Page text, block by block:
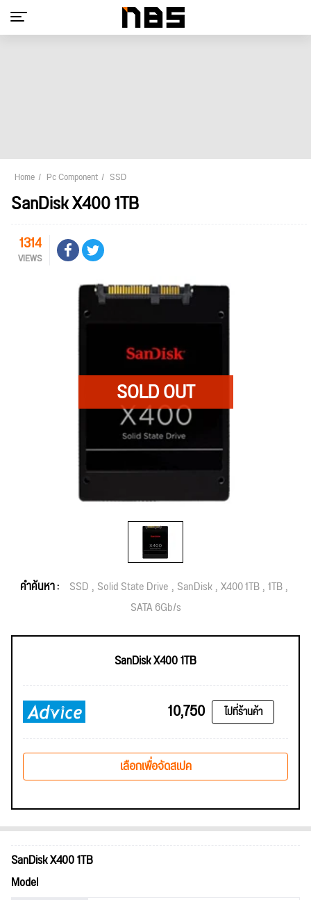
Home Pc Component SSD
SanDisk X400 1TB
1314
VIEWS
คำค้นหา : SSD Solid State Drive SanDisk X400 1TB 1TB
SATA 6Gb/s
SanDisk X400 1TB
10,750 ไปที่ร้านค้า
เลือกเพื่อจัดสเปค
SanDisk X400 1TB
Model